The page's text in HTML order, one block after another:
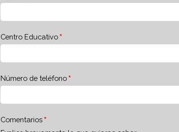
Centro Educativo
Número de teléfono
Comentarios